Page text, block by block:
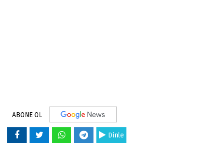
ABONE OL
Dinle